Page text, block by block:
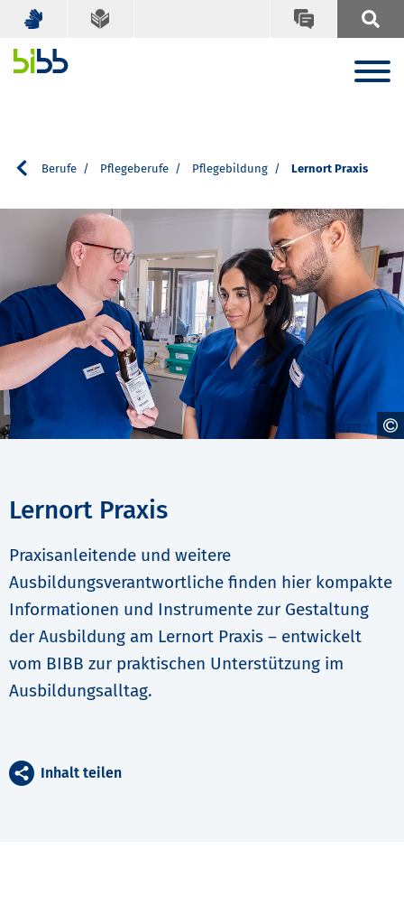
Berufe Pflegeberufe Pflegebildung Lernort Praxis
Lernort Praxis
Praxisanleitende und weitere
Ausbildungsverantwortliche finden hier kompakte
Informationen und Instrumente zur Gestaltung
der Ausbildung am Lernort Praxis – entwickelt
vom BIBB zur praktischen Unterstützung im
Ausbildungsalltag.
Inhalt teilen
Eine erfahrene Pflegefachperson erklärt zwei